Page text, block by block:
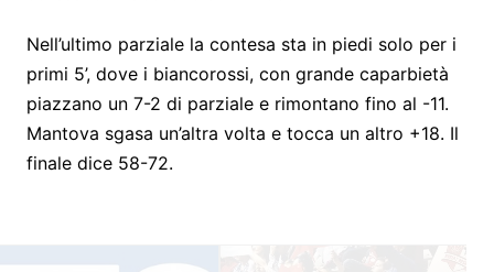
Nell’ultimo parziale la contesa sta in piedi solo per i
primi 5’, dove i biancorossi, con grande caparbietà
piazzano un 7-2 di parziale e rimontano fino al -11.
Mantova sgasa un’altra volta e tocca un altro +18. Il
finale dice 58-72.